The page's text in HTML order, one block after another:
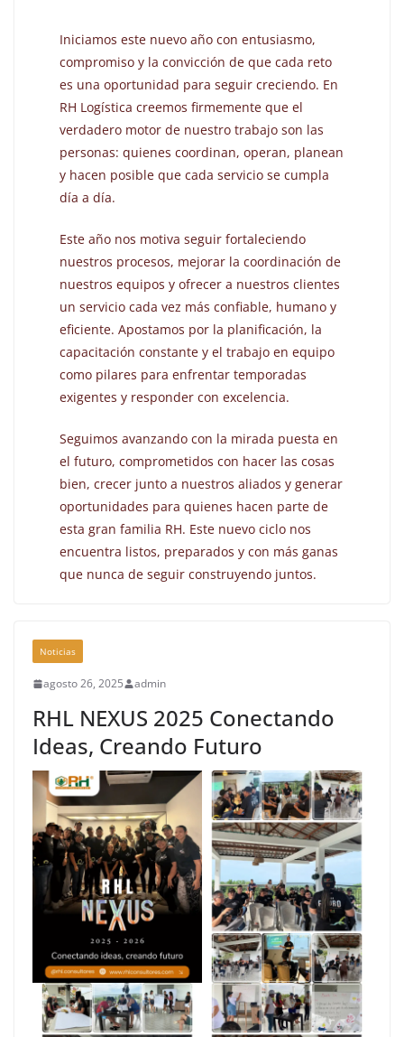
Iniciamos este nuevo año con entusiasmo,
compromiso y la convicción de que cada reto
es una oportunidad para seguir creciendo. En
RH Logística creemos firmemente que el
verdadero motor de nuestro trabajo son las
personas: quienes coordinan, operan, planean
y hacen posible que cada servicio se cumpla
día a día.
Este año nos motiva seguir fortaleciendo
nuestros procesos, mejorar la coordinación de
nuestros equipos y ofrecer a nuestros clientes
un servicio cada vez más confiable, humano y
eficiente. Apostamos por la planificación, la
capacitación constante y el trabajo en equipo
como pilares para enfrentar temporadas
exigentes y responder con excelencia.
Seguimos avanzando con la mirada puesta en
el futuro, comprometidos con hacer las cosas
bien, crecer junto a nuestros aliados y generar
oportunidades para quienes hacen parte de
esta gran familia RH. Este nuevo ciclo nos
encuentra listos, preparados y con más ganas
que nunca de seguir construyendo juntos.
Noticias
agosto 26, 2025 admin
RHL NEXUS 2025 Conectando
Ideas, Creando Futuro